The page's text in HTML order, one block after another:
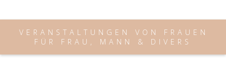
VERANSTALTUNGEN VON FRAUEN
FÜR FRAU, MANN & DIVERS